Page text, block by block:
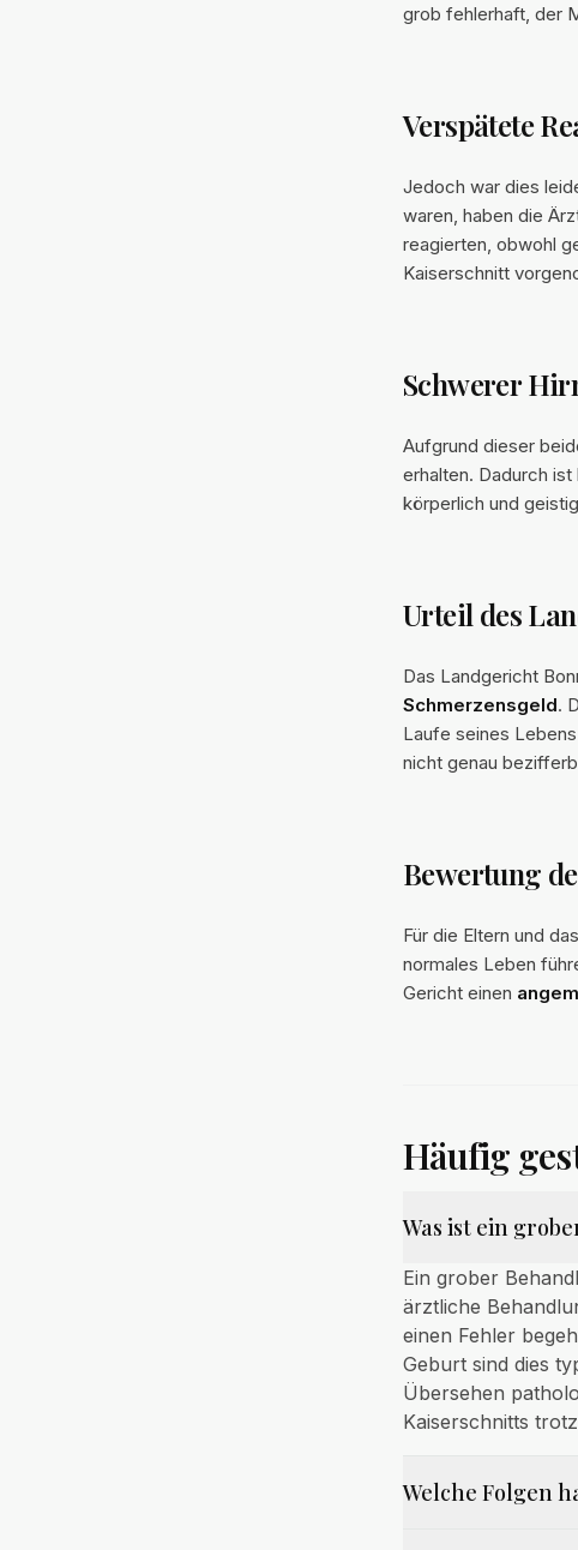
grob fehlerhaft, der
Verspätete
Jedoch war dies
waren, haben die
reagierten, obwohl
Kaiserschnitt
Schwerer
Aufgrund dieser
erhalten. Dadurch
körperlich und
Urteil des
Das Landgericht
Schmerzensgeld.
Laufe seines
nicht genau
Bewertung
Für die Eltern und
normales Leben
Gericht einen
Häufig
Was ist ein
Ein grober
ärztliche
einen Fehler
Geburt sind dies
Übersehen
Kaiserschnitts
Welche Folgen